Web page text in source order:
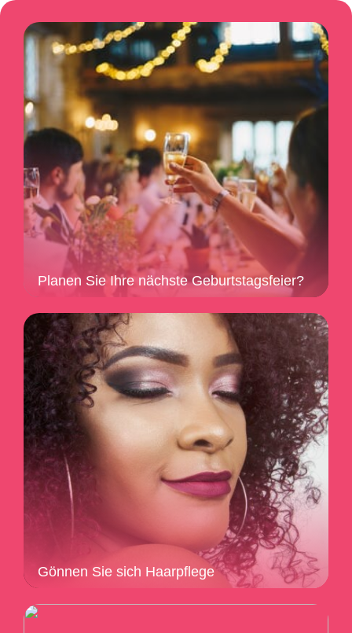
Planen Sie Ihre nächste Geburtstagsfeier?
Gönnen Sie sich Haarpflege